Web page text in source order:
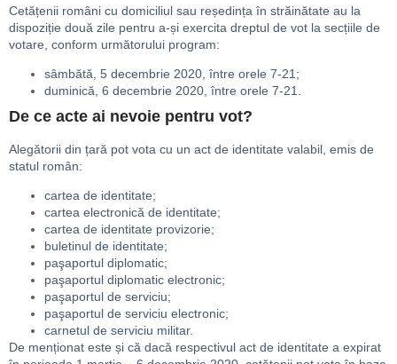
Cetățenii români cu domiciliul sau reședința în străinătate au la
dispoziție două zile pentru a-și exercita dreptul de vot la secțiile de
votare, conform următorului program:
sâmbătă, 5 decembrie 2020, între orele 7-21;
duminică, 6 decembrie 2020, între orele 7-21.
De ce acte ai nevoie pentru vot?
Alegătorii din țară pot vota cu un act de identitate valabil, emis de
statul român:
cartea de identitate;
cartea electronică de identitate;
cartea de identitate provizorie;
buletinul de identitate;
paşaportul diplomatic;
paşaportul diplomatic electronic;
paşaportul de serviciu;
paşaportul de serviciu electronic;
carnetul de serviciu militar.
De menționat este și că dacă respectivul act de identitate a expirat